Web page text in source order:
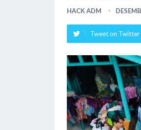
HACK ADM
Tweet on Twitter